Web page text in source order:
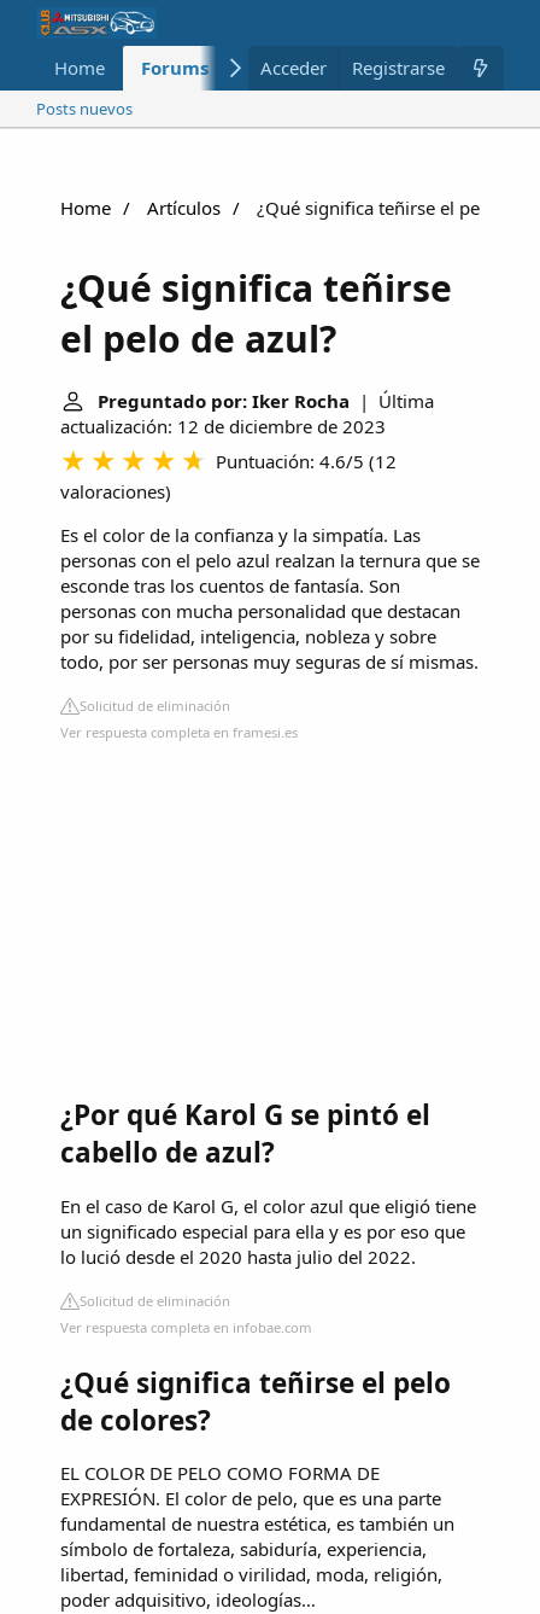
Home Forums Nuevo Miembros
Acceder Registrarse
Posts nuevos
Home Artículos ¿Qué significa teñirse el pelo de
¿Qué significa teñirse
el pelo de azul?
Preguntado por: Iker Rocha | Última
actualización: 12 de diciembre de 2023
Puntuación: 4.6/5 (12
valoraciones)
Es el color de la confianza y la simpatía. Las
personas con el pelo azul realzan la ternura que se
esconde tras los cuentos de fantasía. Son
personas con mucha personalidad que destacan
por su fidelidad, inteligencia, nobleza y sobre
todo, por ser personas muy seguras de sí mismas.
Solicitud de eliminación
Ver respuesta completa en framesi.es
¿Por qué Karol G se pintó el
cabello de azul?
En el caso de Karol G, el color azul que eligió tiene
un significado especial para ella y es por eso que
lo lució desde el 2020 hasta julio del 2022.
Solicitud de eliminación
Ver respuesta completa en infobae.com
¿Qué significa teñirse el pelo
de colores?
EL COLOR DE PELO COMO FORMA DE
EXPRESIÓN. El color de pelo, que es una parte
fundamental de nuestra estética, es también un
símbolo de fortaleza, sabiduría, experiencia,
libertad, feminidad o virilidad, moda, religión,
poder adquisitivo, ideologías…